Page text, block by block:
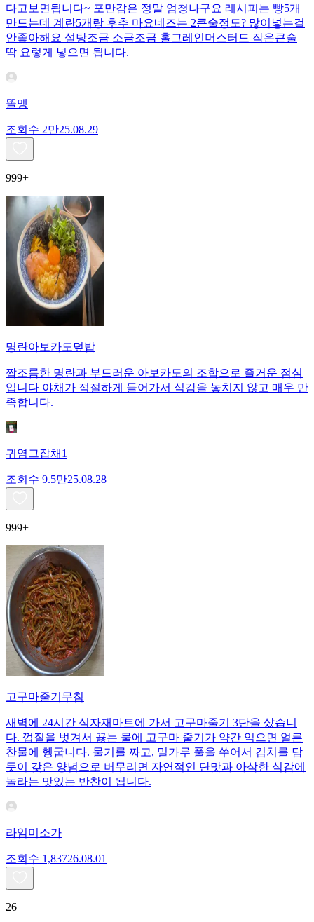
다고보면됩니다~ 포만감은 정말 엄청나구요 레시피는 빵5개
만드는데 계란5개랑 후추 마요네즈는 2큰술정도? 많이넣는걸
안좋아해요 설탕조금 소금조금 홀그레인머스터드 작은큰술
딱 요렇게 넣으면 됩니다.
똘맹
조회수 2만25.08.29
999+
명란아보카도덮밥
짭조름한 명란과 부드러운 아보카도의 조합으로 즐거운 점심
입니다 야채가 적절하게 들어가서 식감을 놓치지 않고 매우 만
족합니다.
귀염그잡채1
조회수 9.5만25.08.28
999+
고구마줄기무침
새벽에 24시간 식자재마트에 가서 고구마줄기 3단을 샀습니
다. 껍질을 벗겨서 끓는 물에 고구마 줄기가 약간 익으면 얼른
찬물에 헹굽니다. 물기를 짜고, 밀가루 풀을 쑤어서 김치를 담
듯이 갖은 양념으로 버무리면 자연적인 단맛과 아삭한 식감에
놀라는 맛있는 반찬이 됩니다.
라임미소가
조회수 1,83726.08.01
26